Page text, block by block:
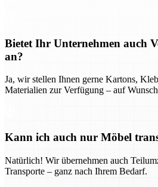
Bietet Ihr Unternehmen auch
an?
Ja, wir stellen Ihnen gerne Kartons,
Materialien zur Verfügung – auf
Kann ich auch nur Möbel
Natürlich! Wir übernehmen auch
Transporte – ganz nach Ihrem Bedarf.